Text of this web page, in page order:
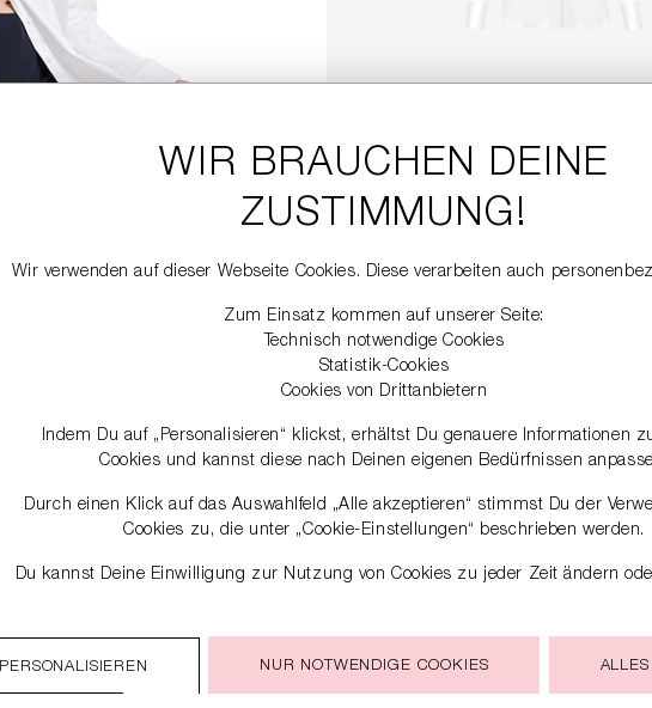
199,00 €
DETAILS
WIR BRAUCHEN DEINE
ZUSTIMMUNG!
Wir verwenden auf dieser Webseite Cookies. Diese verarbeiten auch
Zum Einsatz kommen auf unserer Seite:
Technisch notwendige Cookies
Statistik-Cookies
Cookies von Drittanbietern
Indem Du auf „Personalisieren“ klickst, erhältst Du genauere Informationen
Cookies und kannst diese nach Deinen eigenen Bedürfnissen
Durch einen Klick auf das Auswahlfeld „Alle akzeptieren“ stimmst Du der
Cookies zu, die unter „Cookie-Einstellungen“ beschrieben werden.
Du kannst Deine Einwilligung zur Nutzung von Cookies zu jeder Zeit ändern
PERSONALISIEREN NUR NOTWENDIGE COOKIES